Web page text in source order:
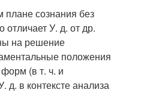
сознания без
У. д. от др.
на решение
положения
(в т. ч. и
в контексте анализа